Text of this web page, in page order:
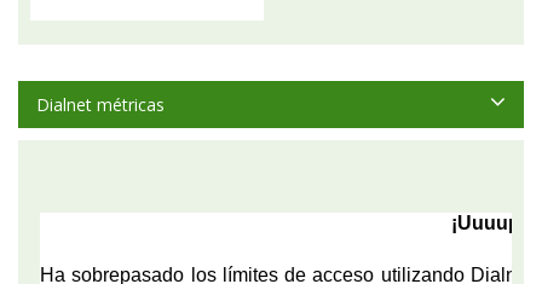
Dialnet métricas